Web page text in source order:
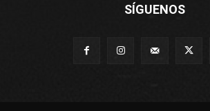
SÍGUENOS